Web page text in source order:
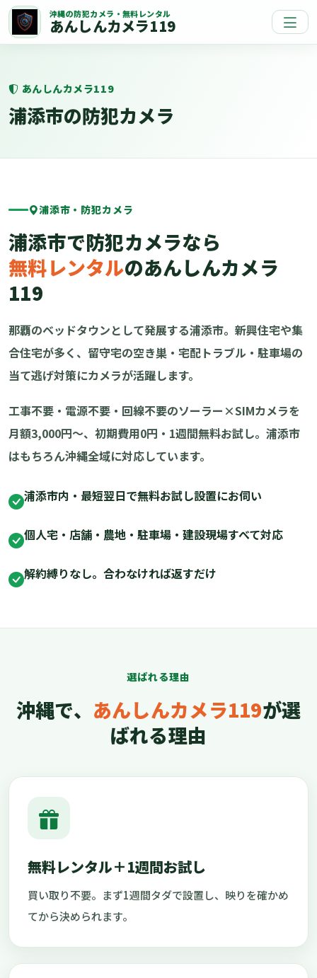
沖縄の防犯カメラ・無料レンタル
あんしんカメラ119
あんしんカメラ119
浦添市の防犯カメラ
浦添市・防犯カメラ
浦添市で防犯カメラなら
無料レンタルのあんしんカメラ
119
那覇のベッドタウンとして発展する浦添市。新興住宅や集
合住宅が多く、留守宅の空き巣・宅配トラブル・駐車場の
当て逃げ対策にカメラが活躍します。
工事不要・電源不要・回線不要のソーラー×SIMカメラを
月額3,000円〜、初期費用0円・1週間無料お試し。浦添市
はもちろん沖縄全域に対応しています。
浦添市内・最短翌日で無料お試し設置にお伺い
個人宅・店舗・農地・駐車場・建設現場すべて対応
解約縛りなし。合わなければ返すだけ
選ばれる理由
沖縄で、 あんしんカメラ119が選
ばれる理由
無料レンタル＋1週間お試し
買い取り不要。まず1週間タダで設置し、映りを確かめ
てから決められます。